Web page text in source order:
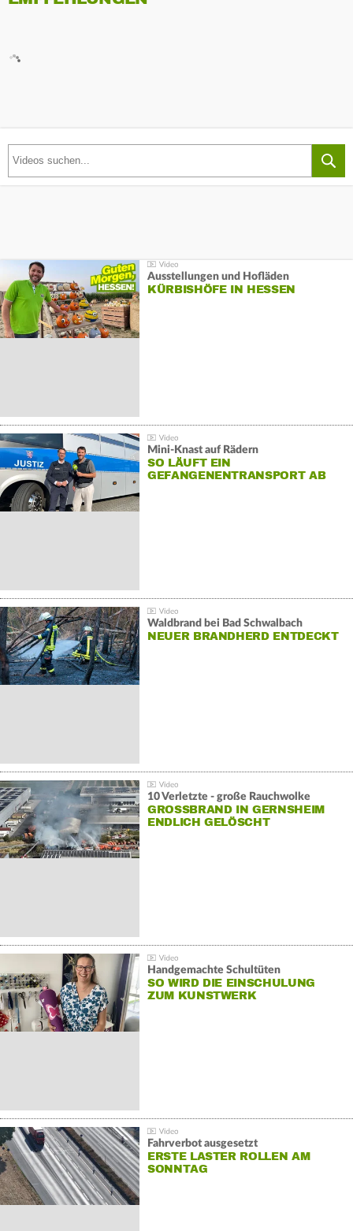
Ausstellungen und Hofläden
KÜRBISHÖFE IN HESSEN
Mini-Knast auf Rädern
SO LÄUFT EIN
GEFANGENENTRANSPORT AB
Waldbrand bei Bad Schwalbach
NEUER BRANDHERD ENTDECKT
10 Verletzte - große Rauchwolke
GROSSBRAND IN GERNSHEIM E
NDLICH GELÖSCHT
Handgemachte Schultüten
SO WIRD DIE EINSCHULUNG
ZUM KUNSTWERK
Fahrverbot ausgesetzt
ERSTE LASTER ROLLEN AM
SONNTAG